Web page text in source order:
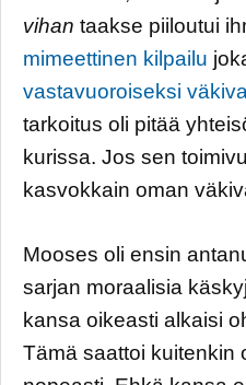
vihan taakse piiloutui
mimeettinen kilpailu
vastavuoroiseksi
tarkoitus oli pitää
kurissa. Jos sen
kasvokkain oman
Mooses oli ensin
sarjan moraalisia
kansa oikeasti alkaisi
Tämä saattoi kuitenkin